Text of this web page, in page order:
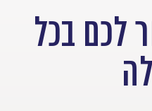
לכם בכל